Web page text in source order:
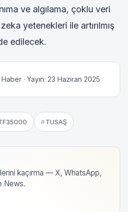
ve algılama, çoklu veri
yetenekleri ile artırılmış
edilecek.
· Yayın: 23 Haziran 2025
TUSAŞ
kaçırma — X, WhatsApp,
News.